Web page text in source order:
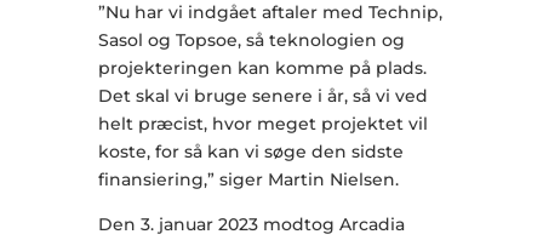
”Nu har vi indgået aftaler med Technip,
Sasol og Topsoe, så teknologien og
projekteringen kan komme på plads.
Det skal vi bruge senere i år, så vi ved
helt præcist, hvor meget projektet vil
koste, for så kan vi søge den sidste
finansiering,” siger Martin Nielsen.
Den 3. januar 2023 modtog Arcadia